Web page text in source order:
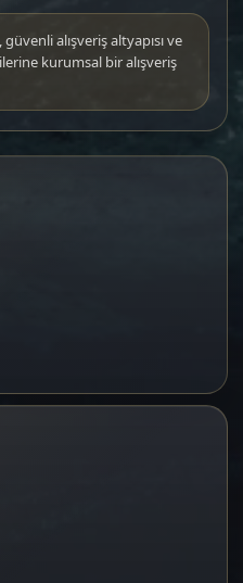
alışveriş altyapısı ve
kurumsal bir alışveriş